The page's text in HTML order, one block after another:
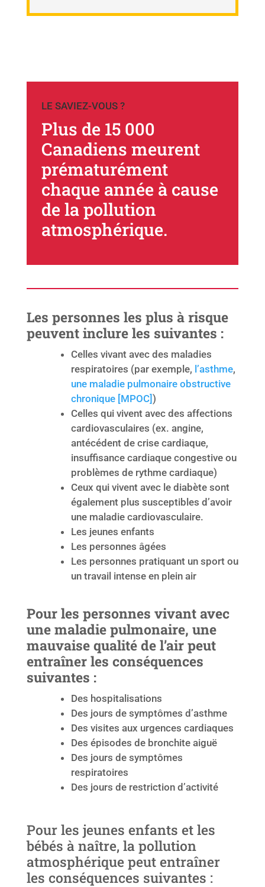
LE SAVIEZ-VOUS ?
Plus de 15 000
Canadiens meurent
prématurément
chaque année à cause
de la pollution
atmosphérique.
Les personnes les plus à risque
peuvent inclure les suivantes :
Celles vivant avec des maladies
respiratoires (par exemple, l’asthme,
une maladie pulmonaire obstructive
chronique [MPOC])
Celles qui vivent avec des affections
cardiovasculaires (ex. angine,
antécédent de crise cardiaque,
insuffisance cardiaque congestive ou
problèmes de rythme cardiaque)
Ceux qui vivent avec le diabète sont
également plus susceptibles d’avoir
une maladie cardiovasculaire.
Les jeunes enfants
Les personnes âgées
Les personnes pratiquant un sport ou
un travail intense en plein air
Pour les personnes vivant avec
une maladie pulmonaire, une
mauvaise qualité de l’air peut
entraîner les conséquences
suivantes :
Des hospitalisations
Des jours de symptômes d’asthme
Des visites aux urgences cardiaques
Des épisodes de bronchite aiguë
Des jours de symptômes
respiratoires
Des jours de restriction d’activité
Pour les jeunes enfants et les
bébés à naître, la pollution
atmosphérique peut entraîner
les conséquences suivantes :